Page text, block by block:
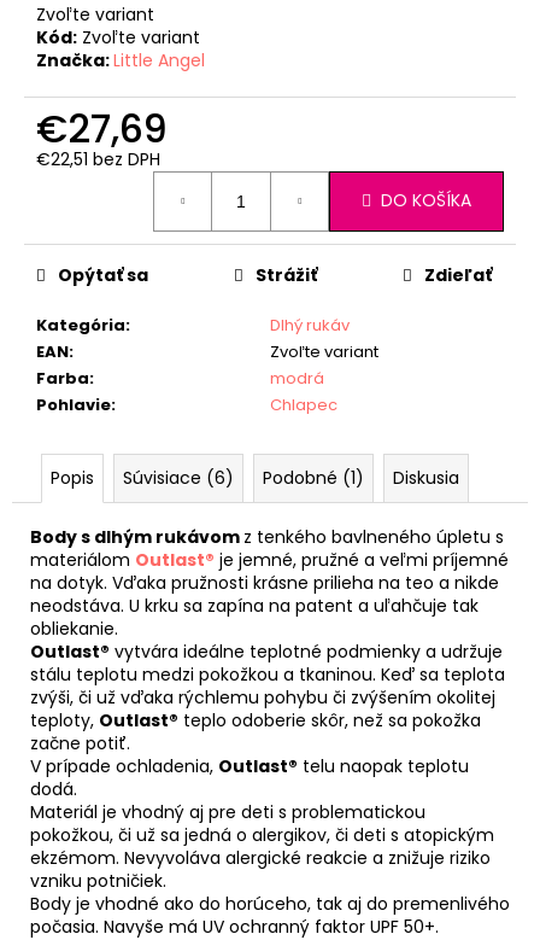
Zvoľte variant
Kód: Zvoľte variant
Značka:Little Angel
€27,69
€22,51 bez DPH
DO KOŠÍKA
Kategória:
Dlhý rukáv
EAN:
Zvoľte variant
Farba:
modrá
Pohlavie: Chlapec
Opýtať sa Strážiť Zdieľať
Popis Súvisiace (6) Podobné (1) Diskusia
Body s dlhým rukávom z tenkého bavlneného úpletu s
materiálom Outlast® je jemné, pružné a veľmi príjemné
na dotyk. Vďaka pružnosti krásne prilieha na teo a nikde
neodstáva. U krku sa zapína na patent a uľahčuje tak
obliekanie.
Outlast® vytvára ideálne teplotné podmienky a udržuje
stálu teplotu medzi pokožkou a tkaninou. Keď sa teplota
zvýši, či už vďaka rýchlemu pohybu či zvýšením okolitej
teploty, Outlast® teplo odoberie skôr, než sa pokožka
začne potiť.
V prípade ochladenia, Outlast® telu naopak teplotu
dodá.
Materiál je vhodný aj pre deti s problematickou
pokožkou, či už sa jedná o alergikov, či deti s atopickým
ekzémom. Nevyvoláva alergické reakcie a znižuje riziko
vzniku potničiek.
Body je vhodné ako do horúceho, tak aj do premenlivého
počasia. Navyše má UV ochranný faktor UPF 50+.